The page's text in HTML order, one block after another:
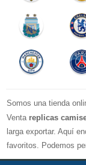
Somos una tienda
Venta replicas
larga exportar. Aquí
favoritos. Podemos
quieras. Nuestras